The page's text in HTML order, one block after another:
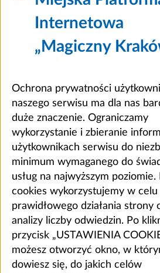
Internetowa
„Magiczny
Ochrona prywatności
naszego serwisu ma dla nas
duże znaczenie. Ograniczamy
wykorzystanie i zbieranie
użytkownikach serwisu do
minimum wymaganego do
usług na najwyższym poziomie.
cookies wykorzystujemy w celu
prawidłowego działania strony
analizy liczby odwiedzin. Po
przycisk „USTAWIENIA
możesz otworzyć okno, w
dowiesz się, do jakich celów